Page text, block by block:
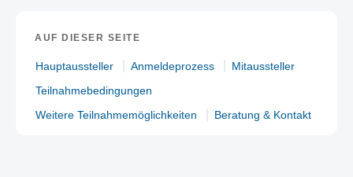
AUF DIESER SEITE
Hauptaussteller Anmeldeprozess
Mitaussteller
Teilnahmebedingungen
Weitere Teilnahmemöglichkeiten
Beratung & Kontakt